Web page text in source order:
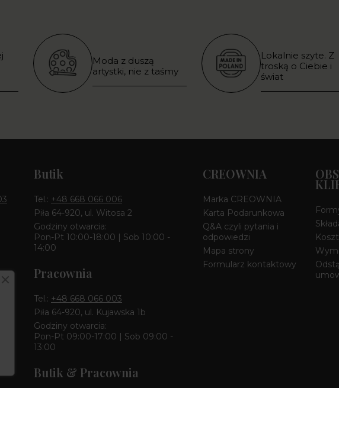
Moda z duszą
artystki, nie z taśmy
Lokalnie szyte. Z
troską o Ciebie i
świat
Butik
Tel.: +48 668 066 006
Piła 64-920, ul. Witosa 2
Godziny otwarcia:
Pon-Pt 10:00-18:00 | Sob 10:00 -
14:00
Pracownia
Tel.: +48 668 066 003
Piła 64-920, ul. Kujawska 1b
Godziny otwarcia:
Pon-Pt 09:00-17:00 | Sob 09:00 -
13:00
Butik & Pracownia
CREOWNIA
Marka CREOWNIA
Karta Podarunkowa
Q&A czyli pytania i
odpowiedzi
Mapa strony
Formularz kontaktowy